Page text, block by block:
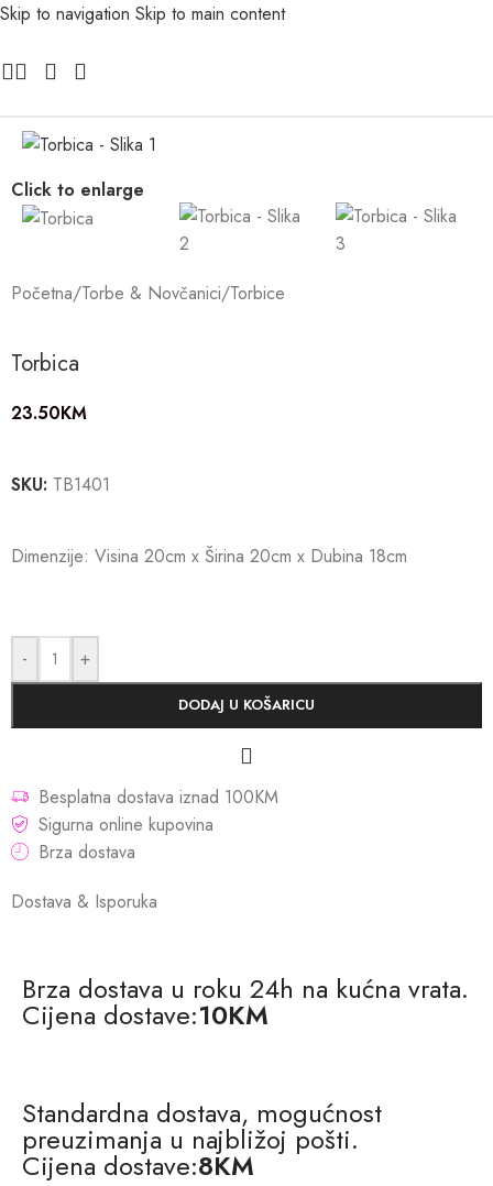
Skip to navigation Skip to main content
Click to enlarge
Početna/Torbe & Novčanici/Torbice
Torbica
23.50KM
SKU: TB1401
Dimenzije: Visina 20cm x Širina 20cm x Dubina 18cm
- +
DODAJ U KOŠARICU
Besplatna dostava iznad 100KM
Sigurna online kupovina
Brza dostava
Dostava & Isporuka
Brza dostava u roku 24h na kućna vrata.
Cijena dostave:10KM
Standardna dostava, mogućnost
preuzimanja u najbližoj pošti.
Cijena dostave:8KM